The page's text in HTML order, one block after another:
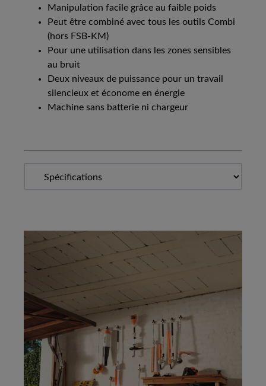
Manipulation facile grâce au faible poids
Peut être combiné avec tous les outils Combi
(hors FSB-KM)
Pour une utilisation dans les zones sensibles
au bruit
Deux niveaux de puissance pour un travail
silencieux et économe en énergie
Machine sans batterie ni chargeur